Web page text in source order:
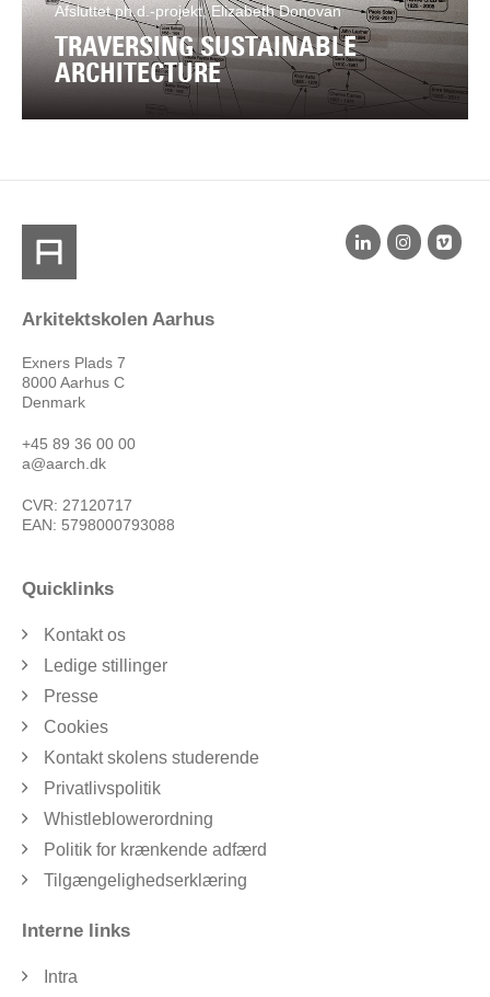
Afsluttet ph.d.-projekt, Elizabeth Donovan
TRAVERSING SUSTAINABLE
ARCHITECTURE
Arkitektskolen Aarhus
Exners Plads 7
8000 Aarhus C
Denmark
+45 89 36 00 00
a@aarch.dk
CVR: 27120717
EAN: 5798000793088
Quicklinks
Kontakt os
Ledige stillinger
Presse
Cookies
Kontakt skolens studerende
Privatlivspolitik
Whistleblowerordning
Politik for krænkende adfærd
Tilgængelighedserklæring
Interne links
Intra